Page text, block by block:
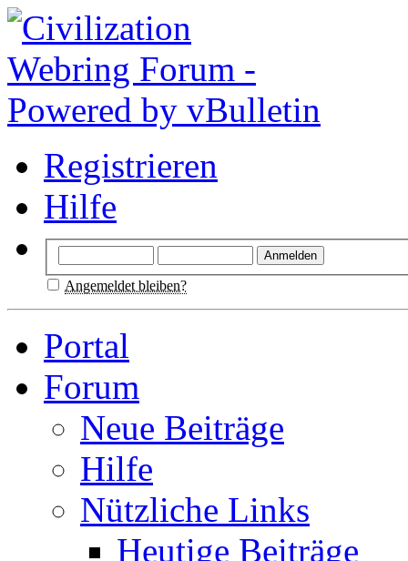
Registrieren
Hilfe
Angemeldet bleiben?
Portal
Forum
Neue Beiträge
Hilfe
Nützliche Links
Heutige Beiträge